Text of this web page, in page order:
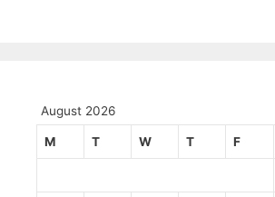
August 2026
M T W T F